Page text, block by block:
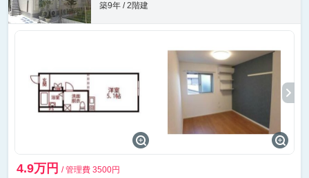
築9年 / 2階建
4.9万円 / 管理費 3500円